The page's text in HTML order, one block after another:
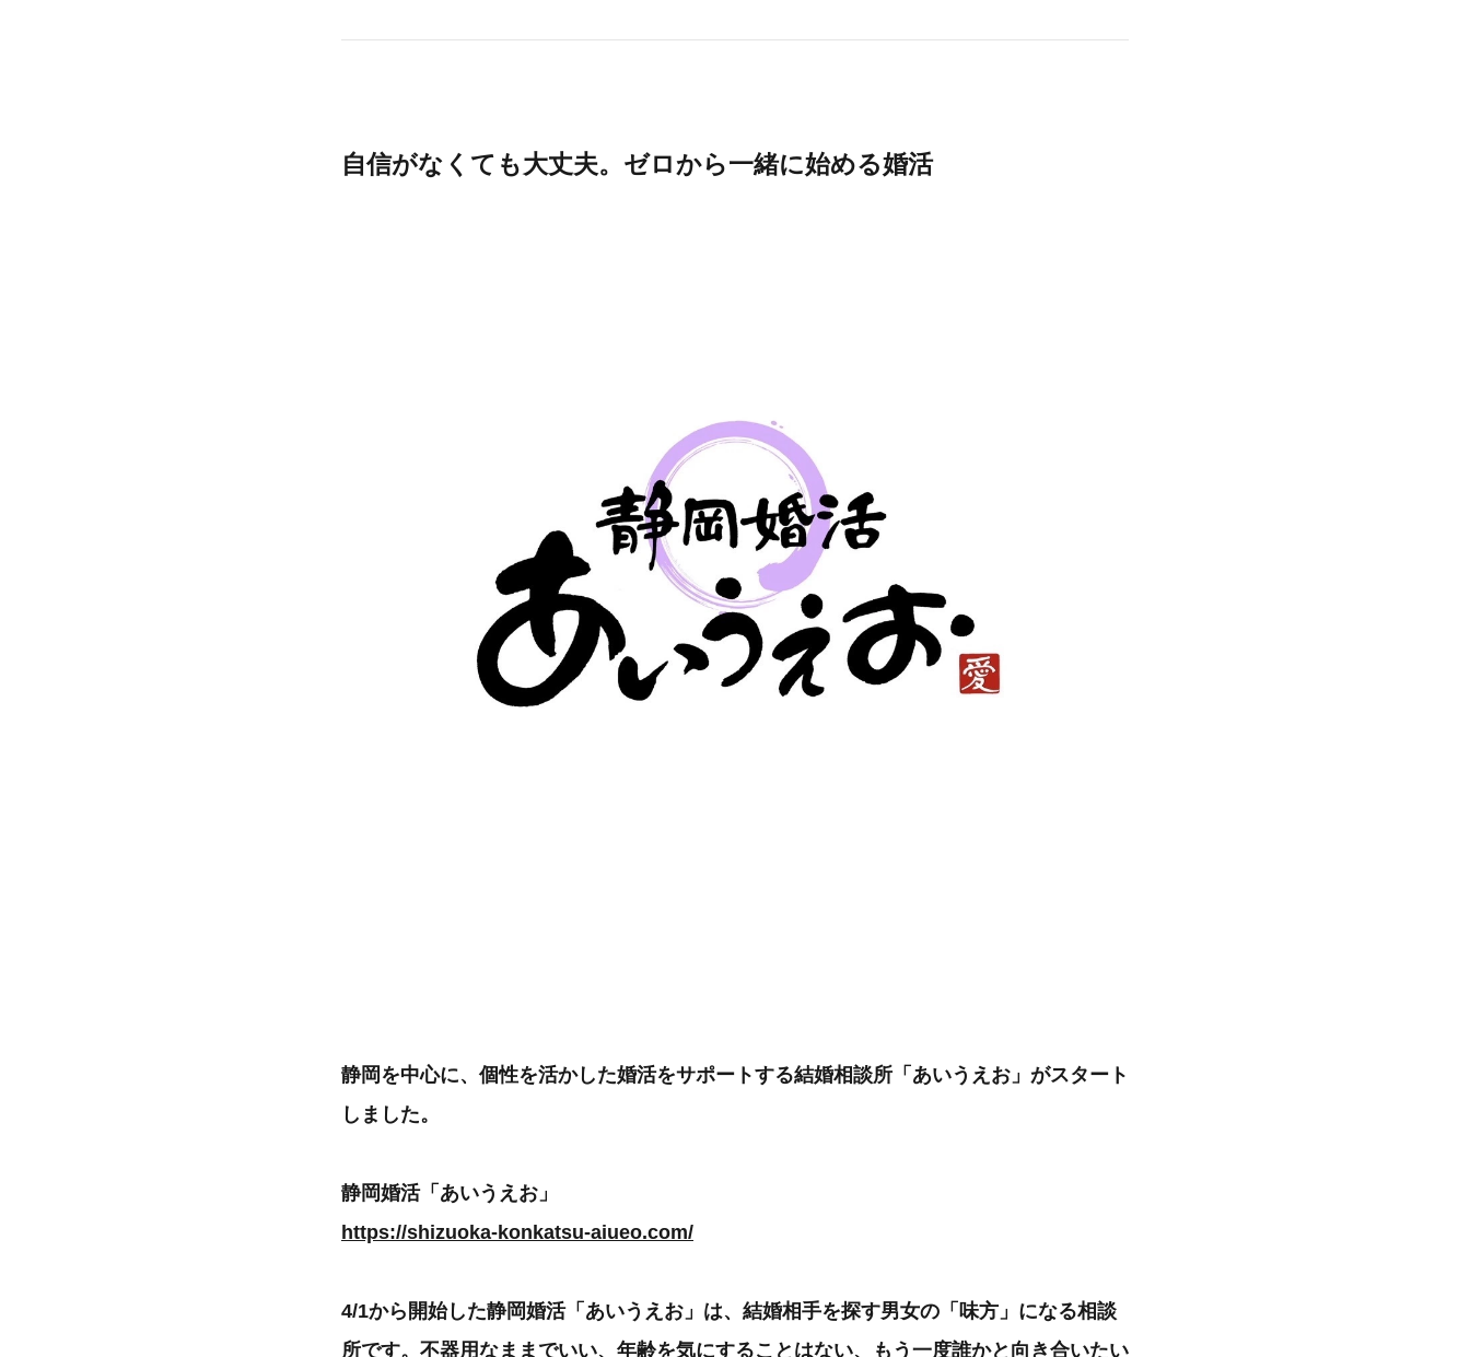
自信がなくても大丈夫。ゼロから一緒に始める婚活
静岡を中心に、個性を活かした婚活をサポートする結婚相談所「あいうえお」がスタート
しました。
静岡婚活「あいうえお」
https://shizuoka-konkatsu-aiueo.com/
4/1から開始した静岡婚活「あいうえお」は、結婚相手を探す男女の「味方」になる相談
所です。不器用なままでいい、年齢を気にすることはない、もう一度誰かと向き合いたい